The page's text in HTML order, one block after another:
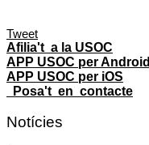
Tweet
Afilia't a la USOC
APP USOC per Android
APP USOC per iOS
Posa't en contacte
Notícies